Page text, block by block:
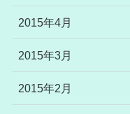
2015年4月
2015年3月
2015年2月